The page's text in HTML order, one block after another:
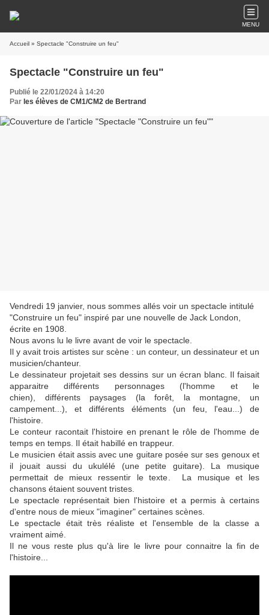
MENU
Accueil » Spectacle "Construire un feu"
Spectacle "Construire un feu"
Publié le 22/01/2024 à 14:20
Par les élèves de CM1/CM2 de Bertrand
Vendredi 19 janvier, nous sommes allés voir un spectacle intitulé
"Construire un feu" inspiré par une nouvelle de Jack London,
écrite en 1908.
Nous avons lu le livre avant de voir le spectacle.
Il y avait trois artistes sur scène : un conteur, un dessinateur et un
musicien/chanteur.
Le dessinateur projetait ses dessins sur un écran blanc. Il faisait
apparaitre différents personnages (l'homme et le
chien), différents paysages (la forêt, la montagne, un
campement...), et différents éléments (un feu, l'eau...) de
l'histoire.
Le conteur racontait l'histoire en prenant le rôle de l'homme de
temps en temps. Il était habillé en trappeur.
Le musicien était assis avec une guitare posée sur ses genoux et
il jouait aussi du ukulélé (une petite guitare). La musique
permettait de mieux ressentir le texte. La musique et les
chansons étaient souvent tristes.
Le spectacle représentait bien l'histoire et a permis à certains
d'entre nous de mieux "imaginer" certaines scènes.
Le spectacle était très réaliste et l'ensemble de la classe a
vraiment aimé.
Il ne vous reste plus qu'à lire le livre pour connaitre la fin de
l'histoire...